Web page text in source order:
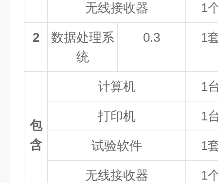
无线接收器 1
2
数据处理系
统
0.3 1
包
含
计算机 1
打印机 1
试验软件 1
无线接收器 1